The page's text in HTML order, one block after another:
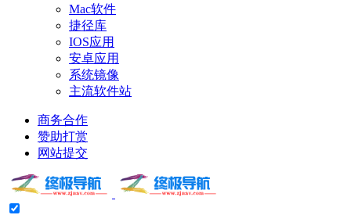
Mac软件
捷径库
IOS应用
安卓应用
系统镜像
主流软件站
商务合作
赞助打赏
网站提交